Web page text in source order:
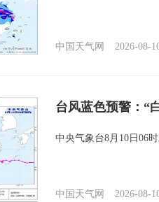
中国天气网 2026-08-
台风蓝色预警：“
中央气象台8月10日06
中国天气网 2026-08-